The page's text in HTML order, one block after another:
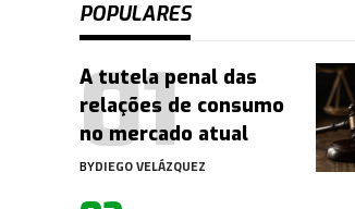
POPULARES
A tutela penal das
relações de consumo
no mercado atual
BYDIEGO VELÁZQUEZ